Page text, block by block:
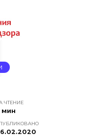
ЧТЕНИЕ
мин